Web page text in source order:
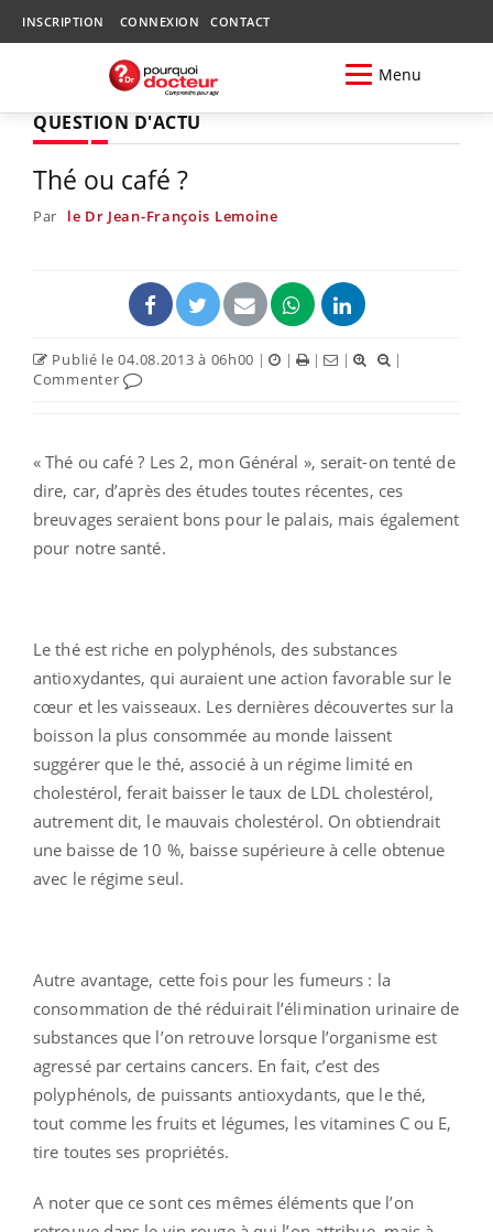
INSCRIPTION CONNEXION CONTACT
Menu
QUESTION D'ACTU
Thé ou café ?
Par le Dr Jean-François Lemoine
Publié le 04.08.2013 à 06h00 | | | |
|
Commenter
« Thé ou café ? Les 2, mon Général », serait-on tenté de
dire, car, d’après des études toutes récentes, ces
breuvages seraient bons pour le palais, mais également
pour notre santé.
Le thé est riche en polyphénols, des substances
antioxydantes, qui auraient une action favorable sur le
cœur et les vaisseaux. Les dernières découvertes sur la
boisson la plus consommée au monde laissent
suggérer que le thé, associé à un régime limité en
cholestérol, ferait baisser le taux de LDL cholestérol,
autrement dit, le mauvais cholestérol. On obtiendrait
une baisse de 10 %, baisse supérieure à celle obtenue
avec le régime seul.
Autre avantage, cette fois pour les fumeurs : la
consommation de thé réduirait l’élimination urinaire de
substances que l’on retrouve lorsque l’organisme est
agressé par certains cancers. En fait, c’est des
polyphénols, de puissants antioxydants, que le thé,
tout comme les fruits et légumes, les vitamines C ou E,
tire toutes ses propriétés.
A noter que ce sont ces mêmes éléments que l’on